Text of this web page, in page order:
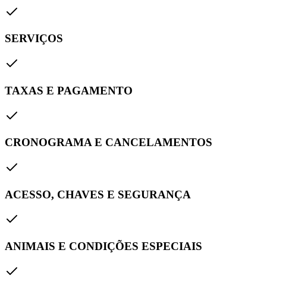
SERVIÇOS
TAXAS E PAGAMENTO
CRONOGRAMA E CANCELAMENTOS
ACESSO, CHAVES E SEGURANÇA
ANIMAIS E CONDIÇÕES ESPECIAIS